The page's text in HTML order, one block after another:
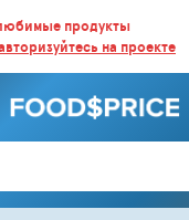
НА ПРОДУКТЫ В МАГАЗИНАХ.
ЕЖЕДНЕВНОЕ ОБНОВЛЕНИЕ ЦЕН.
продукты
на проекте